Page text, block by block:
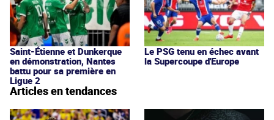
Saint-Étienne et Dunkerque
en démonstration, Nantes
battu pour sa première en
Ligue 2
Le PSG tenu en échec avant
la Supercoupe d'Europe
Articles en tendances